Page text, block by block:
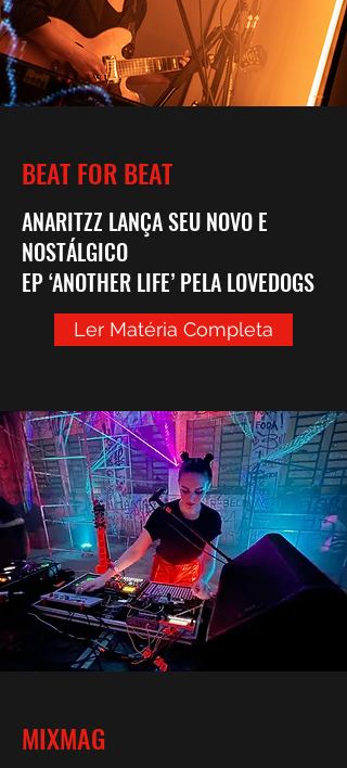
BEAT FOR BEAT
ANARITZZ LANÇA SEU NOVO E
NOSTÁLGICO
EP ‘ANOTHER LIFE’ PELA LOVEDOGS
Ler Matéria Completa
MIXMAG